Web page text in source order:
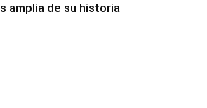
amplia de su historia